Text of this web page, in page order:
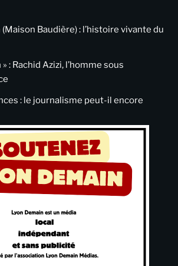
Baudière) : l’histoire vivante du
: Rachid Azizi, l’homme sous
: le journalisme peut-il encore